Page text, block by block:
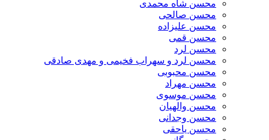
محسن شاه محمدی
محسن صالحی
محسن علیزاده
محسن قمی
محسن لرد
محسن لرد و سهراب فخیمی و مهدی صادقی
محسن محبوبی
محسن مهراد
محسن موسوی
محسن والهیان
محسن وجدانی
محسن یاحقی